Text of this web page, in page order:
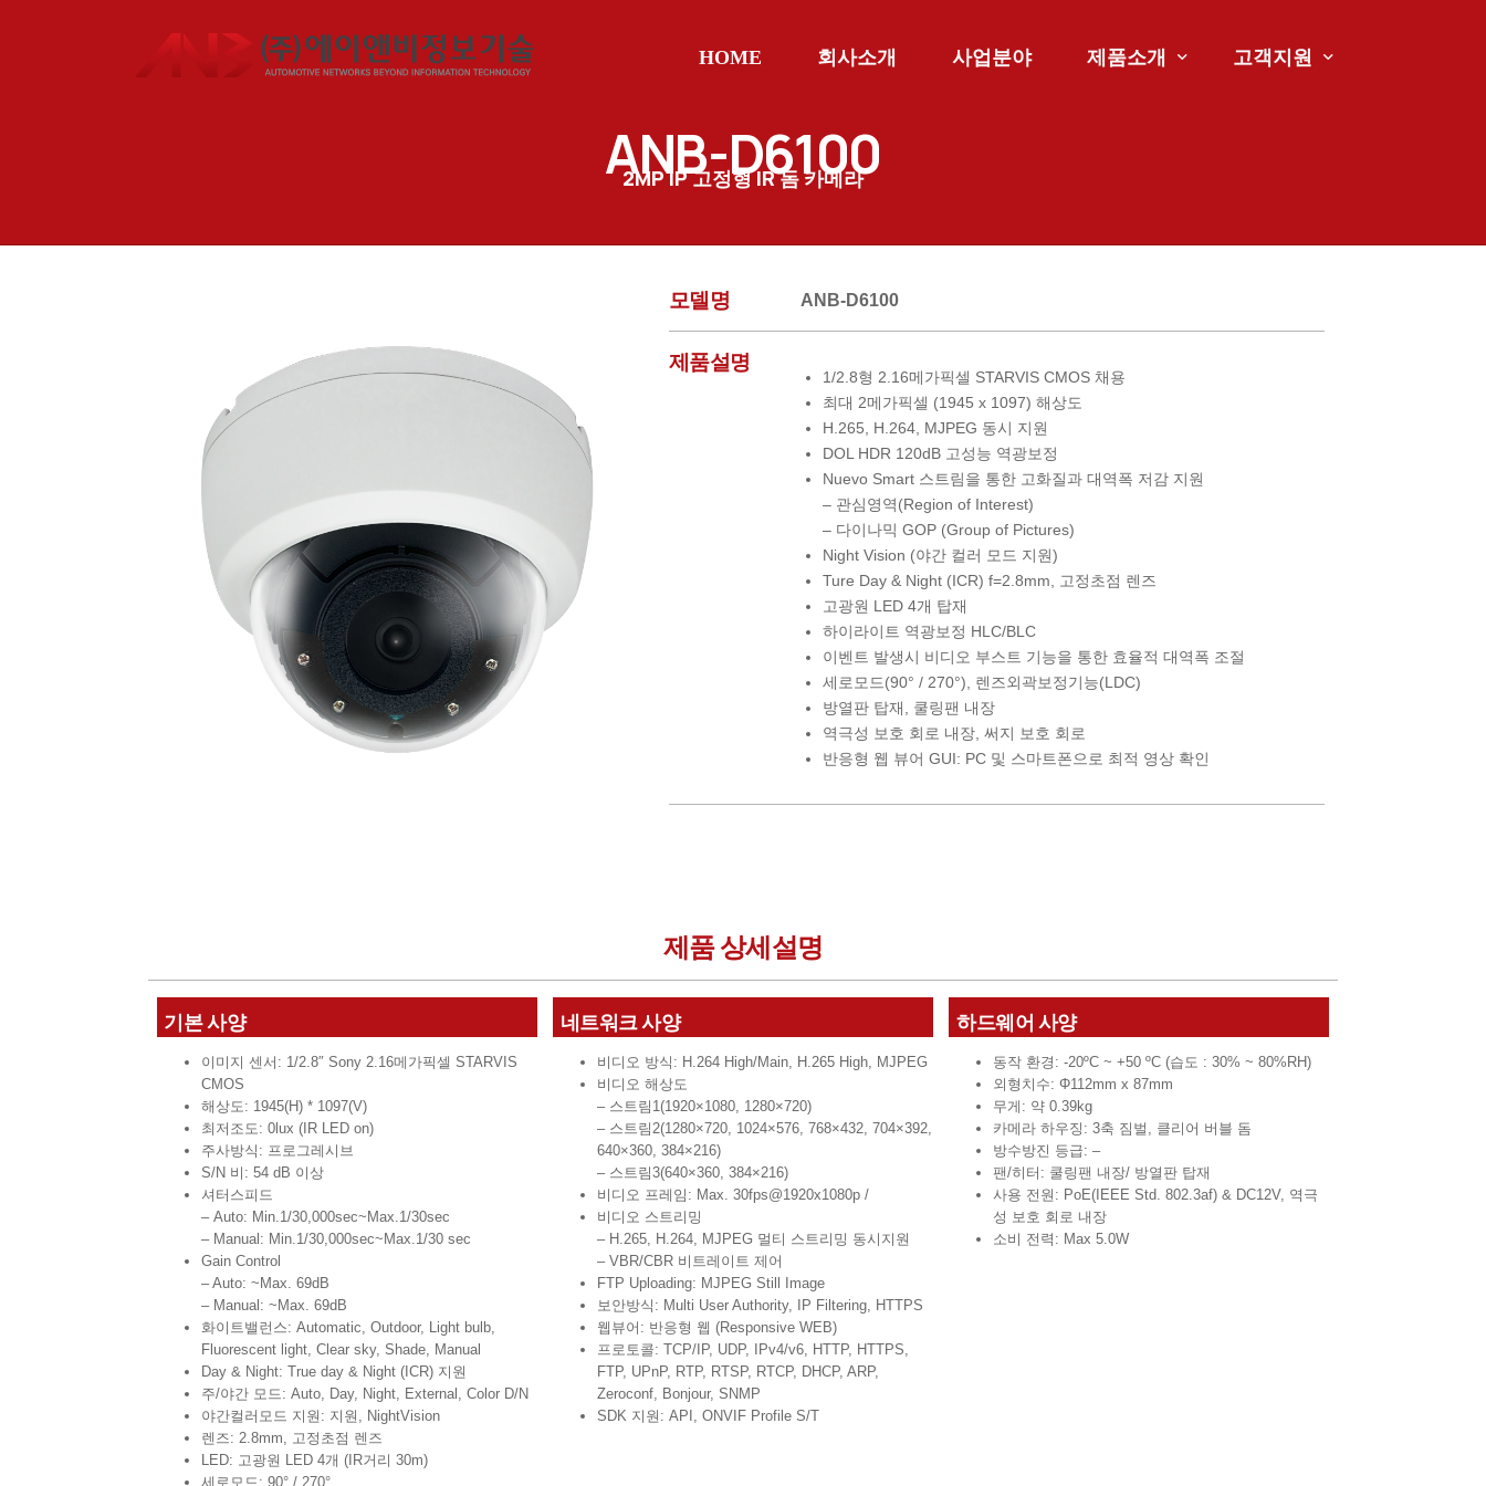
HOME 회사소개 사업분야 제품소개 고객지원
ANB-D6100
2MP IP고정형IR돔 카메라
모델명 ANB-D6100
제품설명
1/2.8형 2.16메가픽셀 STARVIS CMOS 채용
최대 2메가픽셀 (1945 x 1097) 해상도
H.265, H.264, MJPEG 동시 지원
DOL HDR 120dB 고성능 역광보정
Nuevo Smart 스트림을 통한 고화질과 대역폭 저감 지원
– 관심영역(Region of Interest)
– 다이나믹 GOP (Group of Pictures)
Night Vision (야간 컬러 모드 지원)
Ture Day & Night (ICR) f=2.8mm, 고정초점 렌즈
고광원 LED 4개 탑재
하이라이트 역광보정 HLC/BLC
이벤트 발생시 비디오 부스트 기능을 통한 효율적 대역폭 조절
세로모드(90° / 270°), 렌즈외곽보정기능(LDC)
방열판 탑재, 쿨링팬 내장
역극성 보호 회로 내장, 써지 보호 회로
반응형 웹 뷰어 GUI: PC 및 스마트폰으로 최적 영상 확인
제품 상세설명
기본 사양
이미지 센서: 1/2.8″ Sony 2.16메가픽셀 STARVIS
CMOS
해상도: 1945(H) * 1097(V)
최저조도: 0lux (IR LED on)
주사방식: 프로그레시브
S/N 비: 54 dB 이상
셔터스피드
– Auto: Min.1/30,000sec~Max.1/30sec
– Manual: Min.1/30,000sec~Max.1/30 sec
Gain Control
– Auto: ~Max. 69dB
– Manual: ~Max. 69dB
화이트밸런스: Automatic, Outdoor, Light bulb,
Fluorescent light, Clear sky, Shade, Manual
Day & Night: True day & Night (ICR) 지원
주/야간 모드: Auto, Day, Night, External, Color D/N
야간컬러모드 지원: 지원, NightVision
렌즈: 2.8mm, 고정초점 렌즈
LED: 고광원 LED 4개 (IR거리 30m)
세로모드: 90° / 270°
네트워크 사양
비디오 방식: H.264 High/Main, H.265 High, MJPEG
비디오 해상도
– 스트림1(1920×1080, 1280×720)
– 스트림2(1280×720, 1024×576, 768×432, 704×392,
640×360, 384×216)
– 스트림3(640×360, 384×216)
비디오 프레임: Max. 30fps@1920x1080p /
비디오 스트리밍
– H.265, H.264, MJPEG 멀티 스트리밍 동시지원
– VBR/CBR 비트레이트 제어
FTP Uploading: MJPEG Still Image
보안방식: Multi User Authority, IP Filtering, HTTPS
웹뷰어: 반응형 웹 (Responsive WEB)
프로토콜: TCP/IP, UDP, IPv4/v6, HTTP, HTTPS,
FTP, UPnP, RTP, RTSP, RTCP, DHCP, ARP,
Zeroconf, Bonjour, SNMP
SDK 지원: API, ONVIF Profile S/T
하드웨어 사양
동작 환경: -20ºC ~ +50 ºC (습도 : 30% ~ 80%RH)
외형치수: Φ112mm x 87mm
무게: 약 0.39kg
카메라 하우징: 3축 짐벌, 클리어 버블 돔
방수방진 등급: –
팬/히터: 쿨링팬 내장/ 방열판 탑재
사용 전원: PoE(IEEE Std. 802.3af) & DC12V, 역극
성 보호 회로 내장
소비 전력: Max 5.0W